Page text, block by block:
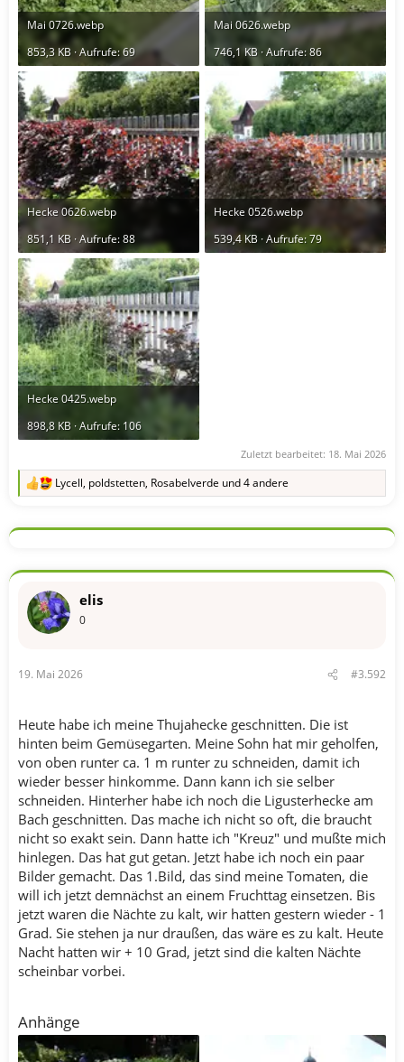
Mai 0726.webp
853,3 KB · Aufrufe: 69
Mai 0626.webp
746,1 KB · Aufrufe: 86
Hecke 0626.webp
851,1 KB · Aufrufe: 88
Hecke 0526.webp
539,4 KB · Aufrufe: 79
Hecke 0425.webp
898,8 KB · Aufrufe: 106
Zuletzt bearbeitet: 18. Mai 2026
R
k
o
e
n
Lycell, poldstetten, Rosabelverde und 4 andere
elis
0
19. Mai 2026 #3.592
Heute habe ich meine Thujahecke geschnitten. Die ist
hinten beim Gemüsegarten. Meine Sohn hat mir geholfen,
von oben runter ca. 1 m runter zu schneiden, damit ich
wieder besser hinkomme. Dann kann ich sie selber
schneiden. Hinterher habe ich noch die Ligusterhecke am
Bach geschnitten. Das mache ich nicht so oft, die braucht
nicht so exakt sein. Dann hatte ich "Kreuz" und mußte mich
hinlegen. Das hat gut getan. Jetzt habe ich noch ein paar
Bilder gemacht. Das 1.Bild, das sind meine Tomaten, die
will ich jetzt demnächst an einem Fruchttag einsetzen. Bis
jetzt waren die Nächte zu kalt, wir hatten gestern wieder - 1
Grad. Sie stehen ja nur draußen, das wäre es zu kalt. Heute
Nacht hatten wir + 10 Grad, jetzt sind die kalten Nächte
scheinbar vorbei.
Anhänge